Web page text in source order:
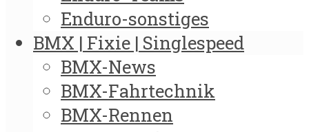
Enduro-sonstiges
BMX | Fixie | Singlespeed
BMX-News
BMX-Fahrtechnik
BMX-Rennen